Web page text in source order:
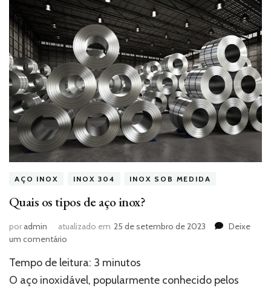
AÇO INOX INOX 304 INOX SOB MEDIDA
Quais os tipos de aço inox?
poradmin atualizado em 25 de setembro de 2023
Deixe
um comentário
os
tipos
Tempo de leitura: 3 minutos
O aço inoxidável, popularmente conhecido pelos